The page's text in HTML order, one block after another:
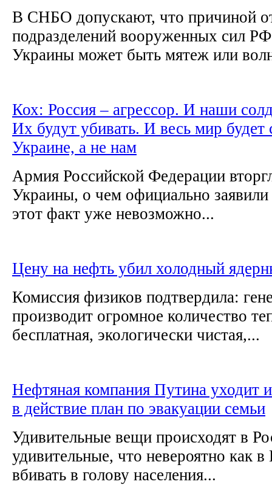
В СНБО допускают, что причиной
подразделений вооруженных сил
Украины может быть мятеж или
Кох: Россия – агрессор. И наши
Их будут убивать. И весь мир будет
Украине, а не нам
Армия Российской Федерации
Украины, о чем официально
этот факт уже невозможно...
Цену на нефть убил холодный
Комиссия физиков подтвердила:
производит огромное количество
бесплатная, экологически чистая,...
Нефтяная компания Путина уходит
в действие план по эвакуации семьи
Удивительные вещи происходят в
удивительные, что невероятно как
вбивать в голову населения...